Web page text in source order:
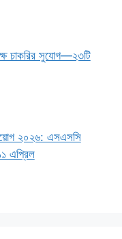
চাকরির সুযোগ—২৩টি
২০২৬: এসএসসি
এপ্রিল